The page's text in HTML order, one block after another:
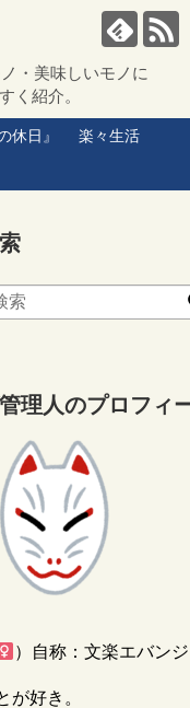
・美味しいモノに
く紹介。
休日』
楽々生活
理人のプロフィ
）自称：文楽エバンジ
が好き。